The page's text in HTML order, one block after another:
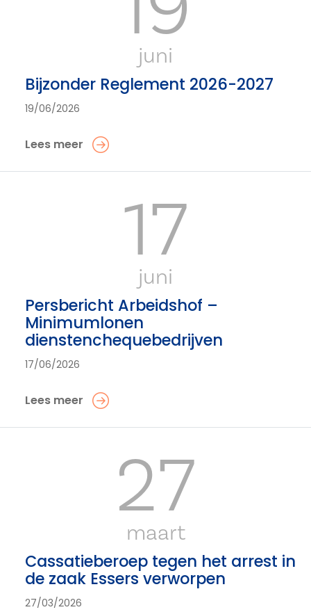
juni
Bijzonder Reglement 2026-2027
19/06/2026
Lees meer
17
juni
Persbericht Arbeidshof –
Minimumlonen
dienstenchequebedrijven
17/06/2026
Lees meer
27
maart
Cassatieberoep tegen het arrest in
de zaak Essers verworpen
27/03/2026